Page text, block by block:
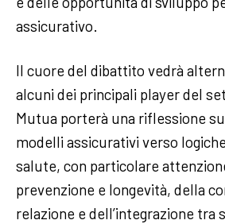
assicurativo.
Il cuore del dibattito vedrà
alcuni dei principali player del
Mutua porterà una riflessione
modelli assicurativi verso
salute, con particolare
prevenzione e longevità, della
relazione e dell’integrazione tra